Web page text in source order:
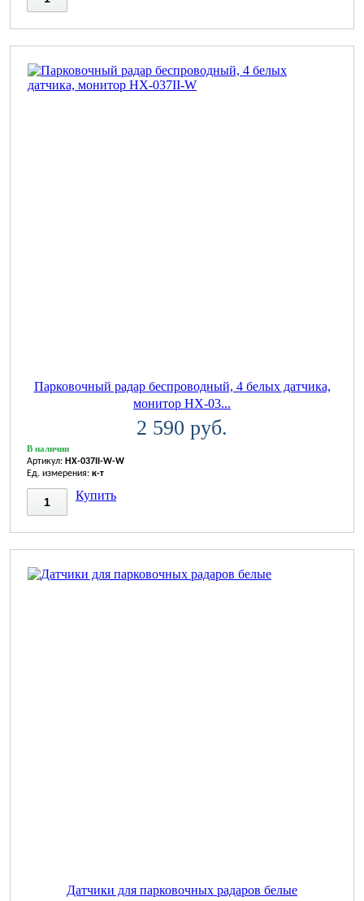
Парковочный радар беспроводный, 4 белых датчика,
монитор HX-03...
2 590 руб.
В наличии
Артикул: HX-037II-W-W
Ед. измерения: к-т
Купить
Датчики для парковочных радаров белые